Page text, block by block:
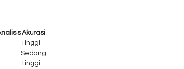
Akurasi
Tinggi
Sedang
Tinggi